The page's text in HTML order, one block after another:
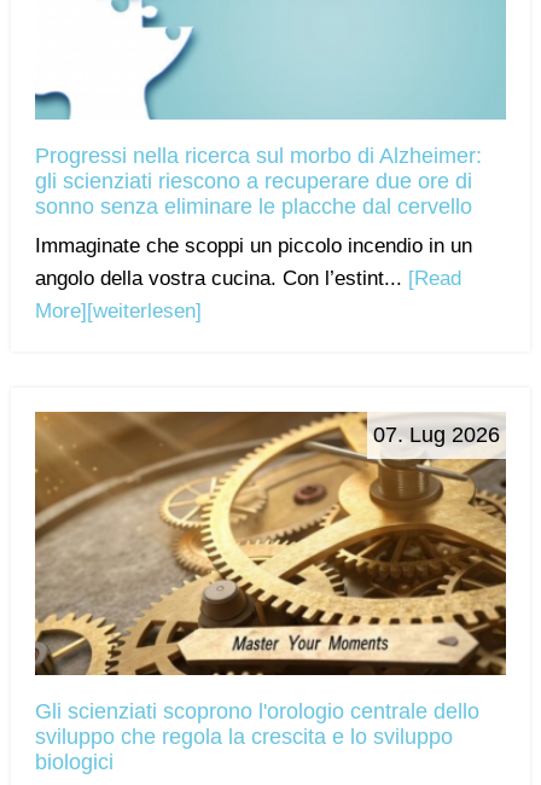
Progressi nella ricerca sul morbo di Alzheimer:
gli scienziati riescono a recuperare due ore di
sonno senza eliminare le placche dal cervello
Immaginate che scoppi un piccolo incendio in un
angolo della vostra cucina. Con l’estint... [Read
More] [weiterlesen]
07. Lug 2026
Gli scienziati scoprono l'orologio centrale dello
sviluppo che regola la crescita e lo sviluppo
biologici